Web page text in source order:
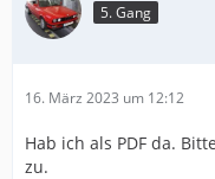
5. Gang
16. März 2023 um 12:12
Hab ich als PDF da.
zu.